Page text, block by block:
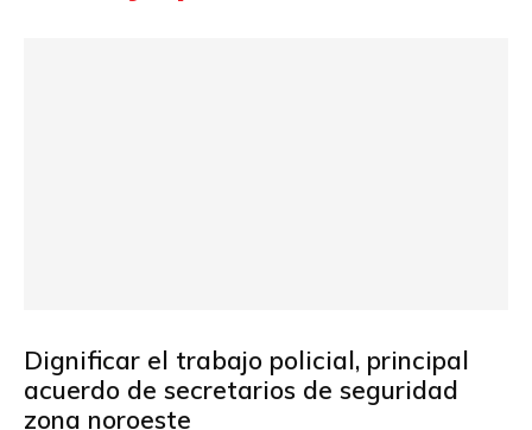
Dignificar el trabajo policial, principal
acuerdo de secretarios de seguridad
zona noroeste